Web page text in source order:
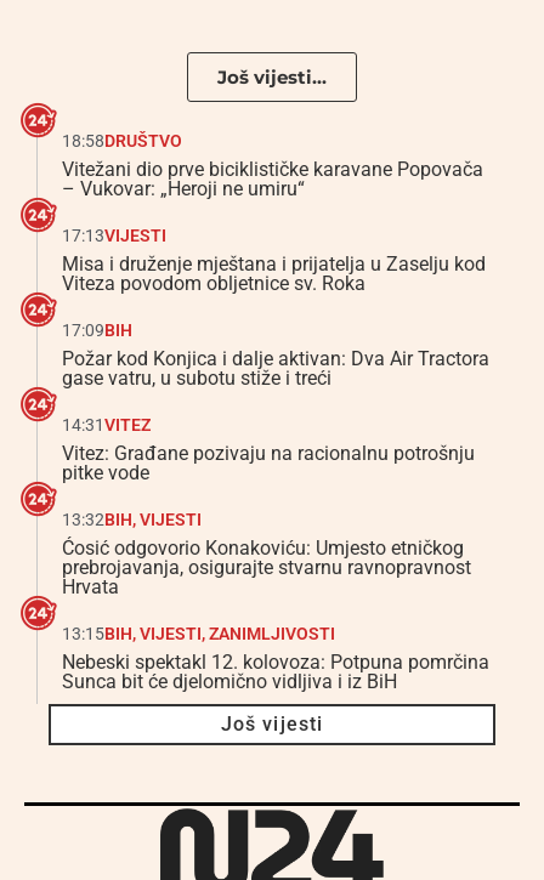
Još vijesti...
18:58DRUŠTVO
Vitežani dio prve biciklističke karavane Popovača
– Vukovar: „Heroji ne umiru“
17:13VIJESTI
Misa i druženje mještana i prijatelja u Zaselju kod
Viteza povodom obljetnice sv. Roka
17:09BIH
Požar kod Konjica i dalje aktivan: Dva Air Tractora
gase vatru, u subotu stiže i treći
14:31VITEZ
Vitez: Građane pozivaju na racionalnu potrošnju
pitke vode
13:32BIH,VIJESTI
Ćosić odgovorio Konakoviću: Umjesto etničkog
prebrojavanja, osigurajte stvarnu ravnopravnost
Hrvata
13:15BIH,VIJESTI,ZANIMLJIVOSTI
Nebeski spektakl 12. kolovoza: Potpuna pomrčina
Sunca bit će djelomično vidljiva i iz BiH
Još vijesti